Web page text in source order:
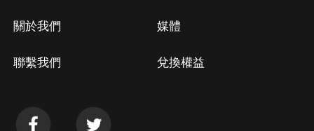
關於我們
聯繫我們
媒體
兌換權益